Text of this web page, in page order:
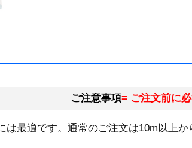
ご注意事項= ご注文前に
最適です。通常のご注文は10m以上か